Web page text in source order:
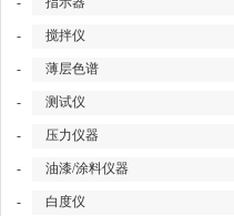
- 搅拌仪
- 薄层色谱
- 测试仪
- 压力仪器
- 油漆/涂料仪器
- 白度仪